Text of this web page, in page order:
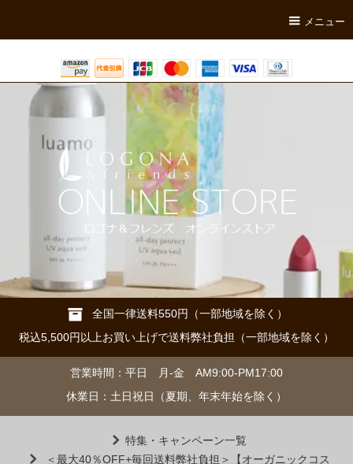
メニュー
全国一律送料550円（一部地域を除く）
税込5,500円以上お買い上げで送料弊社負担（一部地域を除く）
営業時間：平日 月-金 AM9:00-PM17:00
休業日：土日祝日（夏期、年末年始を除く）
特集・キャンペーン一覧
＜最大40％OFF+毎回送料弊社負担＞【オーガニックコス